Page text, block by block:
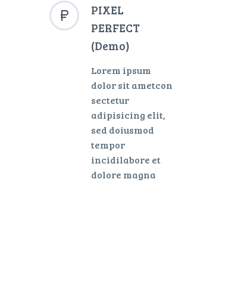


PIXEL
PERFECT
(Demo)
Lorem ipsum
dolor sit ametcon
sectetur
adipisicing elit,
sed doiusmod
tempor
incidilabore et
dolore magna